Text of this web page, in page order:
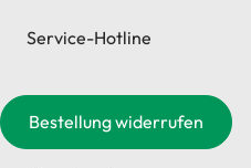
Service-Hotline
Bestellung widerrufen